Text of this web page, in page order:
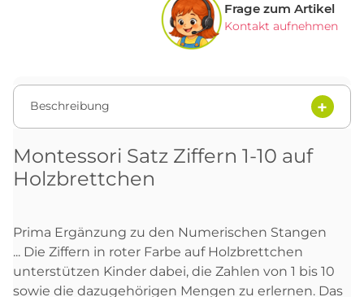
Frage zum Artikel
Kontakt aufnehmen
Beschreibung
Montessori Satz Ziffern 1-10 auf
Holzbrettchen
Prima Ergänzung zu den Numerischen Stangen
... Die Ziffern in roter Farbe auf Holzbrettchen
unterstützen Kinder dabei, die Zahlen von 1 bis 10
sowie die dazugehörigen Mengen zu erlernen. Das